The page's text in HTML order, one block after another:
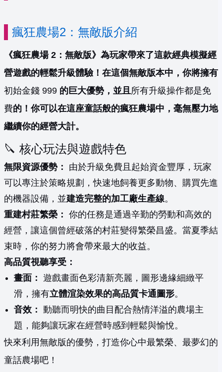
瘋狂農場2：無敵版介紹
《瘋狂農場 2：無敵版》為玩家帶來了這款經典模擬經
營遊戲的輕鬆升級體驗！在這個無敵版本中，你將擁有
初始金錢 999 的巨大優勢，並且所有升級操作都是免
費的！你可以在這座童話般的瘋狂農場中，毫無壓力地
繼續你的經營大計。
🔪 核心玩法與遊戲特色
無限資源優勢：
由於升級免費且起始資金豐厚，玩家
可以專注於策略規劃，快速地飼養更多動物、購買先進
的機器設備，並建造完整的加工廠生產線。
重建村莊繁榮： 你的任務是通過辛勤的勞動和高效的
經營，讓這個曾經破落的村莊變得繁榮昌盛。當夏季結
束時，你的努力將會帶來最大的收益。
高品質視聽享受：
畫面： 遊戲畫面色彩清新亮麗，圖形邊緣細緻平
滑，擁有立體渲染效果的高品質卡通圖形。
音效： 動聽而明快的曲目配合熱情洋溢的農場主
題，能夠讓玩家在經營時感到輕鬆與愉悅。
快來利用無敵版的優勢，打造你心中最繁榮、最夢幻的
童話農場吧！